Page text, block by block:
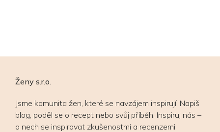
Ženy s.r.o.
Jsme komunita žen, které se navzájem inspirují. Napiš
blog, poděl se o recept nebo svůj příběh. Inspiruj nás –
a nech se inspirovat zkušenostmi a recenzemi